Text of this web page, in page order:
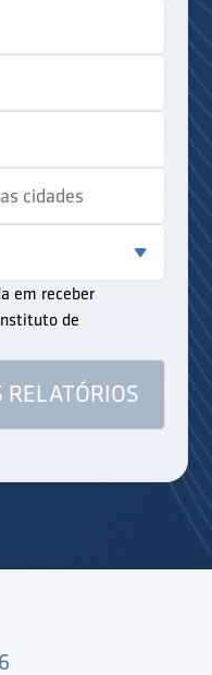
em receber
de